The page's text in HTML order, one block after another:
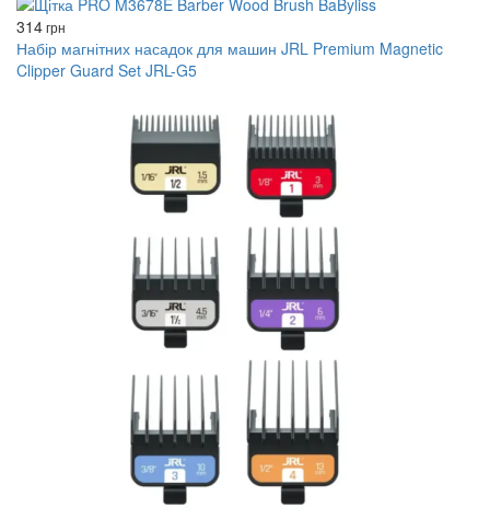
314грн
Набір магнітних насадок для машин JRL Premium Magnetic
Clipper Guard Set JRL-G5